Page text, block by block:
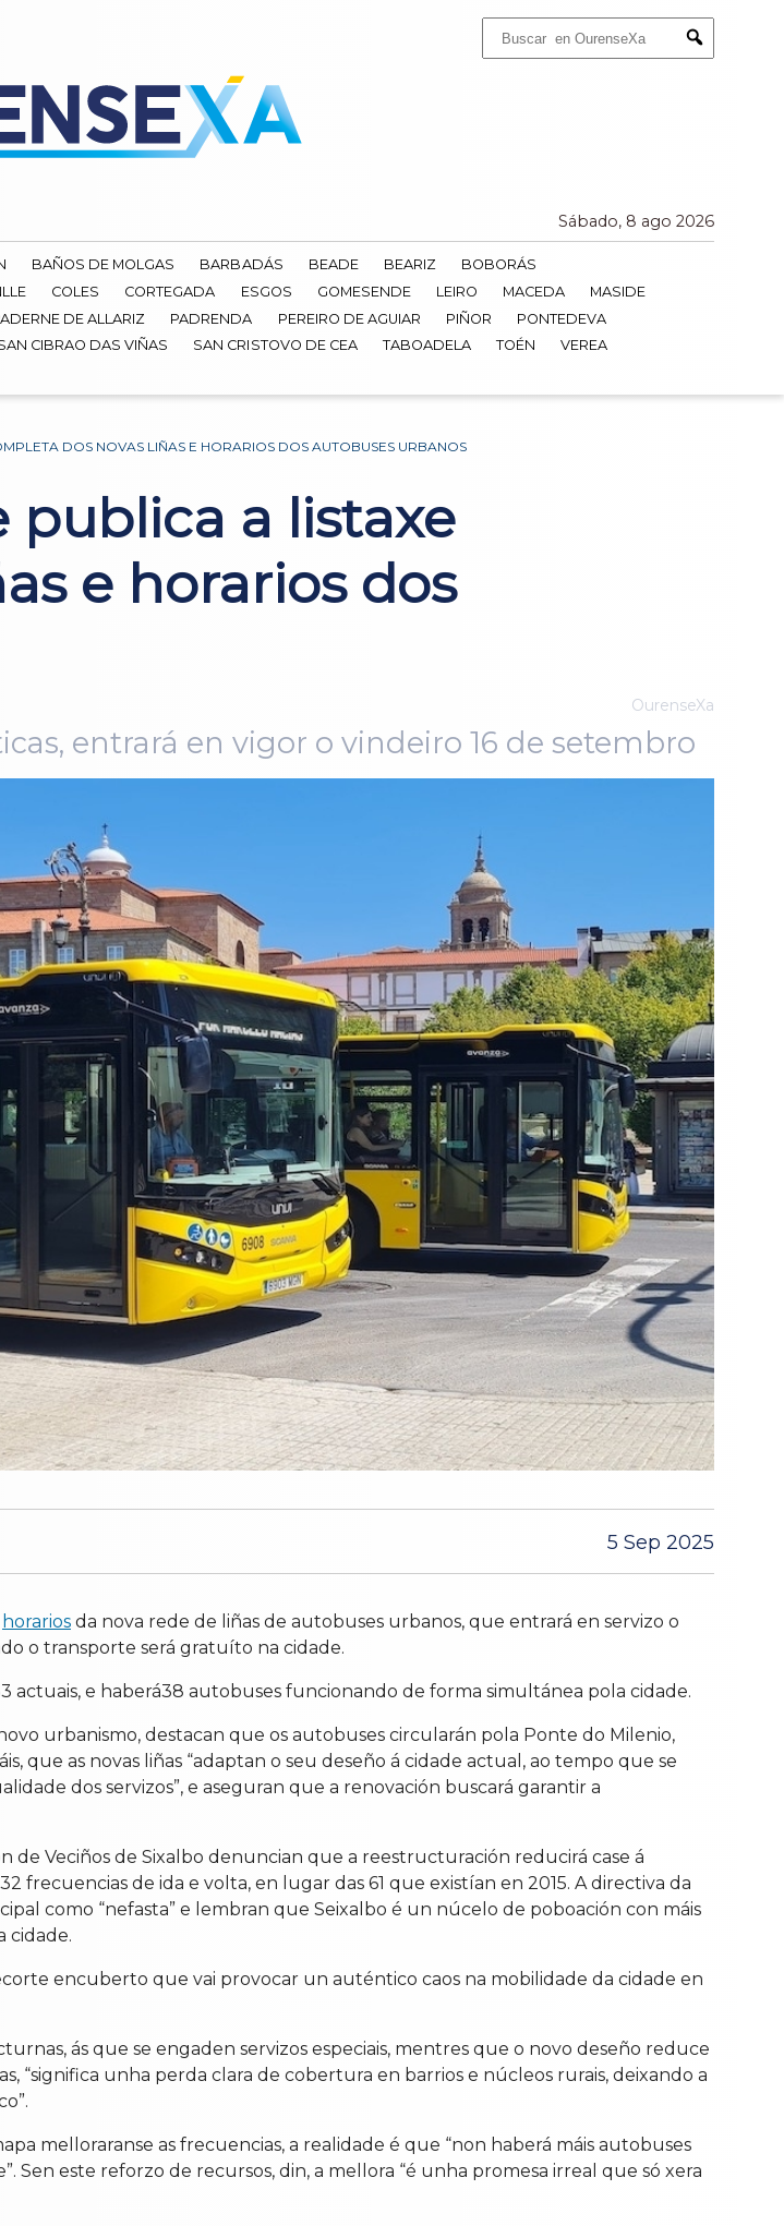
Submit
Sábado, 8 ago 2026
BAÑOS DE MOLGAS BARBADÁS BEADE BEARIZ
BOBORÁS
COLES CORTEGADA ESGOS GOMESENDE LEIRO MACEDA
MASIDE
DE ALLARIZ PADRENDA PEREIRO DE AGUIAR PIÑOR
PONTEDEVA
CIBRAO DAS VIÑAS SAN CRISTOVO DE CEA TABOADELA TOÉN
VEREA
DOS NOVAS LIÑAS E HORARIOS DOS AUTOBUSES URBANOS
publica a listaxe
e horarios dos
OurenseXa
entrará en vigor o vindeiro 16 de setembro
5 Sep 2025
horarios da nova rede de liñas de autobuses urbanos, que entrará en servizo o
o transporte será gratuíto na cidade.
actuais, e haberá38 autobuses funcionando de forma simultánea pola cidade.
urbanismo, destacan que os autobuses circularán pola Ponte do Milenio,
as novas liñas “adaptan o seu deseño á cidade actual, ao tempo que se
dos servizos”, e aseguran que a renovación buscará garantir a
de Veciños de Sixalbo denuncian que a reestructuración reducirá case á
de ida e volta, en lugar das 61 que existían en 2015. A directiva da
como “nefasta” e lembran que Seixalbo é un núcelo de poboación con máis
cidade.
encuberto que vai provocar un auténtico caos na mobilidade da cidade en
ás que se engaden servizos especiais, mentres que o novo deseño reduce
“significa unha perda clara de cobertura en barrios e núcleos rurais, deixando a
melloraranse as frecuencias, a realidade é que “non haberá máis autobuses
Sen este reforzo de recursos, din, a mellora “é unha promesa irreal que só xera